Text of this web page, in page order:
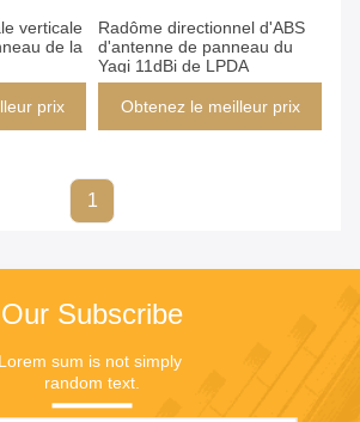
verticale
de la
prix
Radôme directionnel d'ABS
d'antenne de panneau du
Yagi 11dBi de LPDA
Obtenez le meilleur prix
1
Our Subscribe
Lorem sum is not simply
random text.